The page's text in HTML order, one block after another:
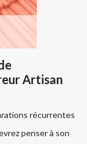
Artisan
récurrentes
penser à son